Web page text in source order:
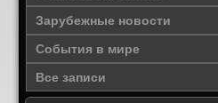
Зарубежные новости
События в мире
Все записи